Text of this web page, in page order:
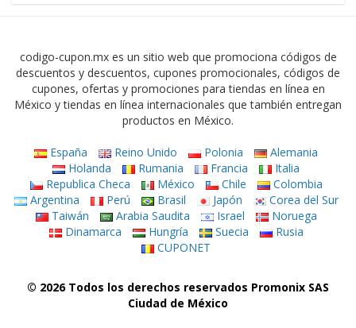
codigo-cupon.mx es un sitio web que promociona códigos de
descuentos y descuentos, cupones promocionales, códigos de
cupones, ofertas y promociones para tiendas en línea en
México y tiendas en línea internacionales que también entregan
productos en México.
España Reino Unido Polonia
Alemania
Holanda
Rumania Francia
Italia
Republica Checa
México Chile
Colombia
Argentina
Perú Brasil Japón
Corea del Sur
Taiwán
Arabia Saudita Israel
Noruega
Dinamarca
Hungría Suecia
Rusia
CUPONET
© 2026 Todos los derechos reservados Promonix SAS
Ciudad de México